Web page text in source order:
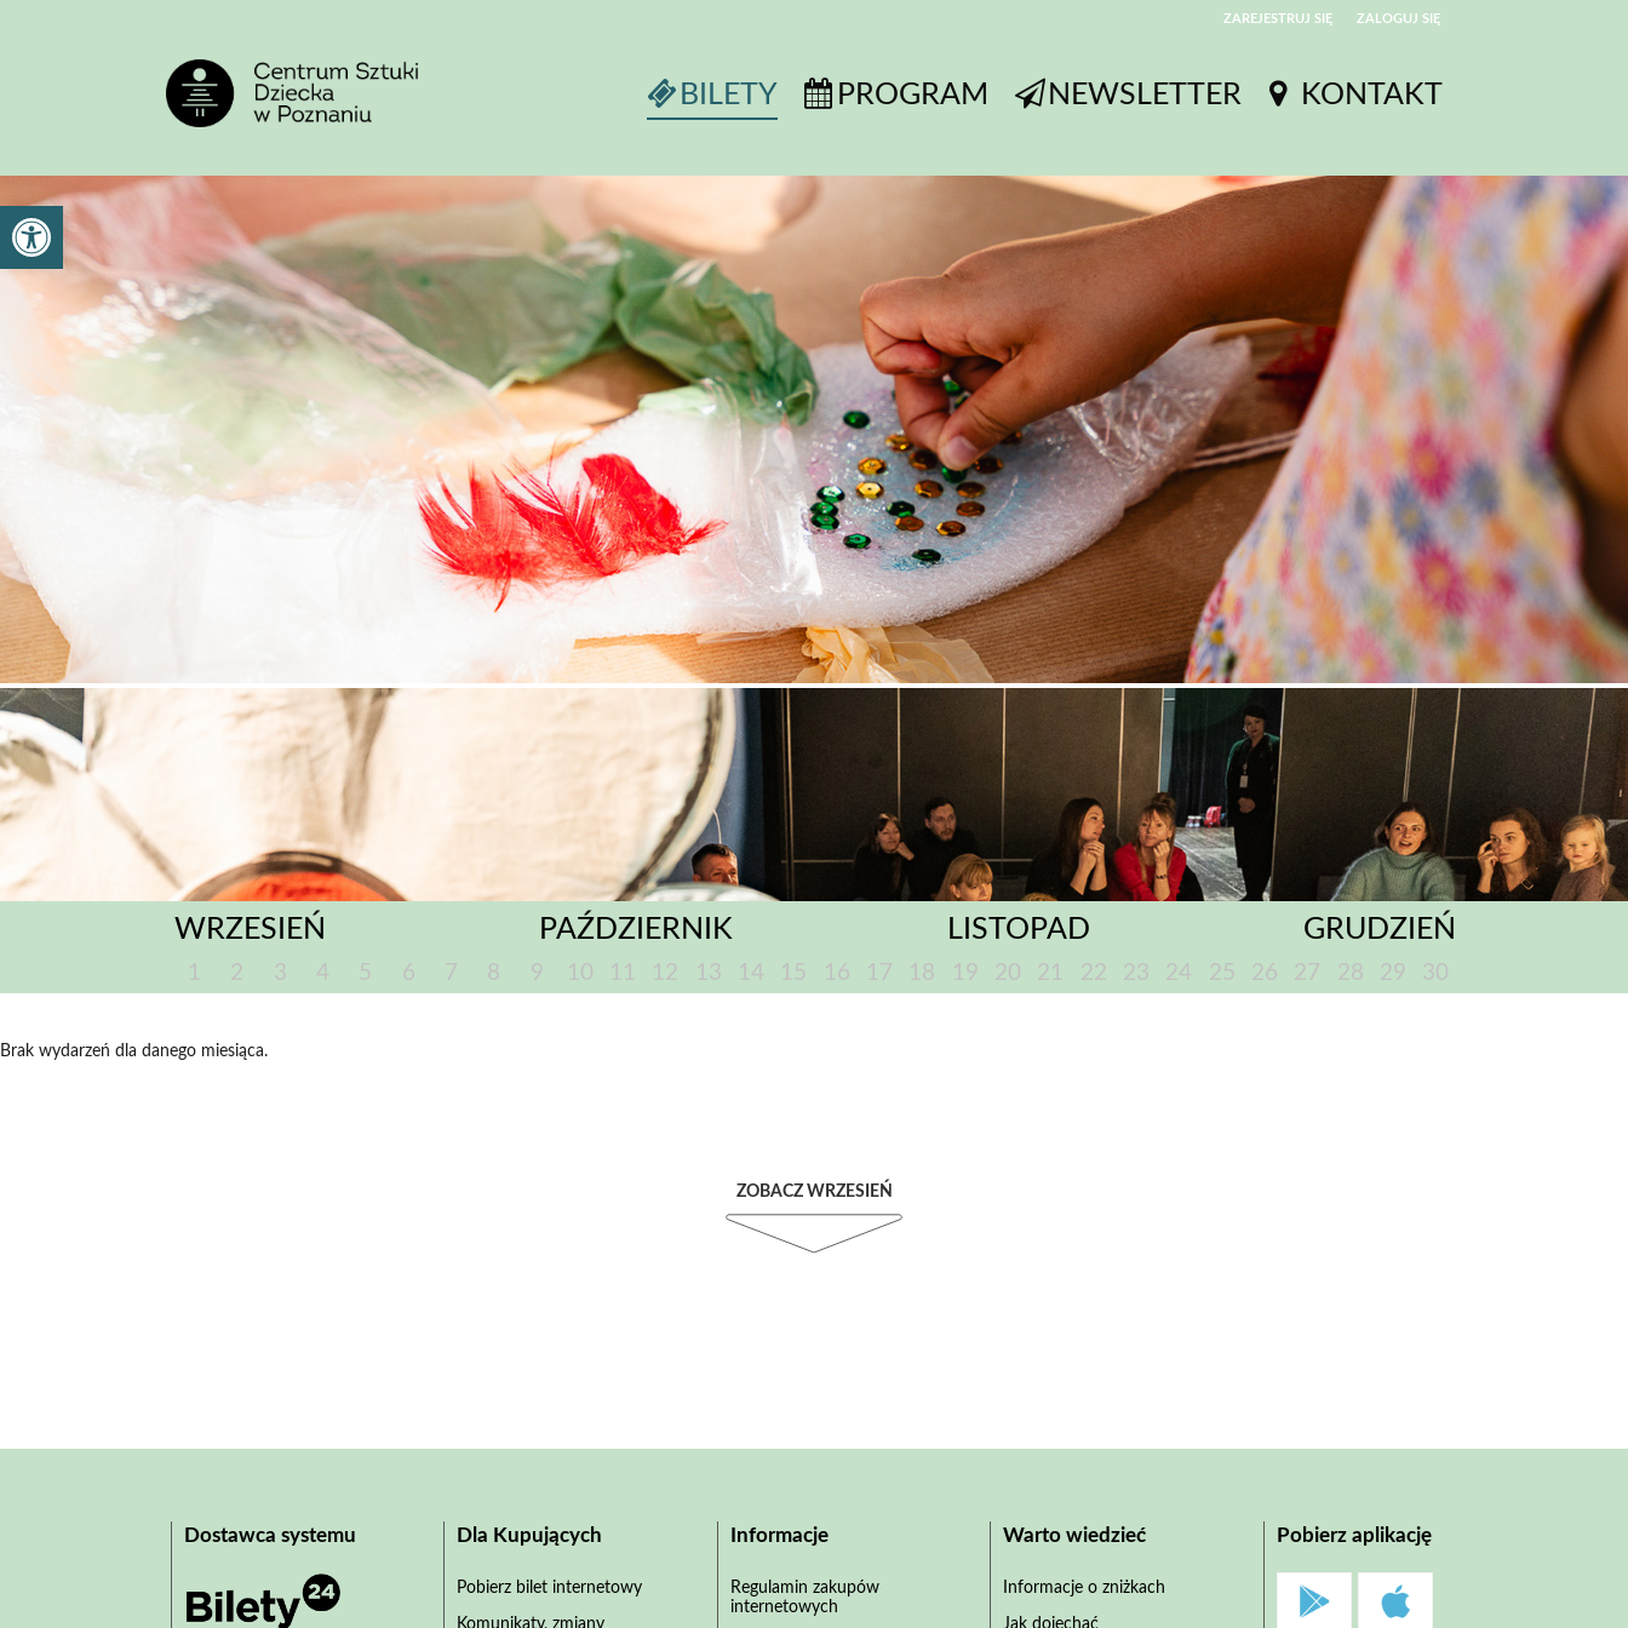
Otwórz pasek narzędzi
<'
ZAREJESTRUJ SIĘ ZALOGUJ SIĘ
BILETY PROGRAM NEWSLETTER KONTAKT
WRZESIEŃ PAŹDZIERNIK LISTOPAD GRUDZIEŃ
1 2 3 4 5 6 7 8 9 10 11 12 13 14 15 16 17 18 19 20 21 22 23 24 25 26 27 28 29 30
Brak wydarzeń dla danego miesiąca.
ZOBACZ WRZESIEŃ
Dostawca systemu Dla Kupujących
Pobierz bilet internetowy
Komunikaty, zmiany
Informacje
Regulamin zakupów
internetowych
Warto wiedzieć
Informacje o zniżkach
Jak dojechać
Pobierz aplikację